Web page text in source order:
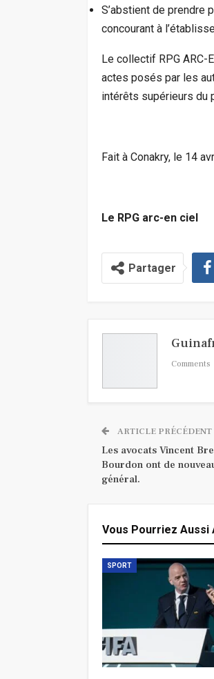
S’abstient de prendre
concourant à
Le collectif RPG ARC-
actes posés par les
intérêts supérieurs du
Fait à Conakry, le 14
Le RPG arc-en ciel
Partager
Comments
ARTICLE PRÉCÉDENT
Les avocats Vincent
Bourdon ont de
général.
Vous Pourriez Aussi
SPORT